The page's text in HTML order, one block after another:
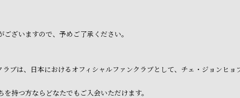
ざいますので、予めご了承ください。
ブは、日本におけるオフィシャルファンクラブとして、チェ・ジョンヒ
持つ方ならどなたでもご入会いただけます。